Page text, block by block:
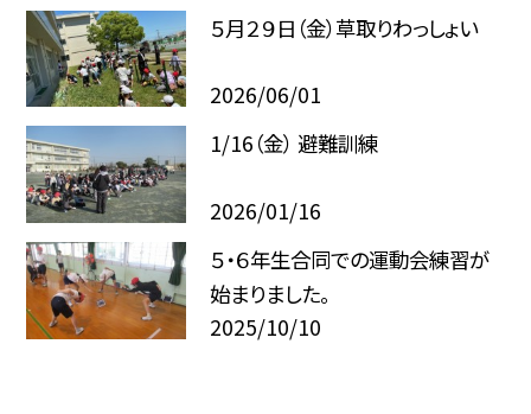
５月２９日（金）草取りわっしょい
2026/06/01
1/16（金） 避難訓練
2026/01/16
５・６年生合同での運動会練習が
始まりました。
2025/10/10